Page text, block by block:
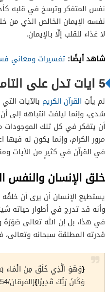
نفس المتفكر وترسخ في قلبه
نفسه الإيمان الخالص الذي من
لا غذاء للقلب إلّا بالإيمان.
شاهد أيضًا: تفسيرات ومعاني
5 ايات تدل على التامل
لم يأتِ القرآن الكريم بالآيات
سُدى، وإنما ليلفت انتباهه إلى
أن يتفكر في كل تلك الموجودات
مرور الكرام، وإنما يكون له فيها
في القرآن في كثيرٍ من الآيات
خلق الإنسان والنفس
يستطيع الإنسان أن يرى أن
وأنه قد تدرج في أطوار حياته
في هذا، بل إن الله تعالى
قدرته المطلقة سبحانه وتعالى،
{وَهُوَ الَّذِي خَلَقَ مِنَ الْمَاء
وَكَانَ رَبُّكَ قَدِيرًا}[الفرقان/54]